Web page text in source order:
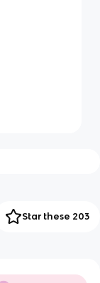
Star these 203